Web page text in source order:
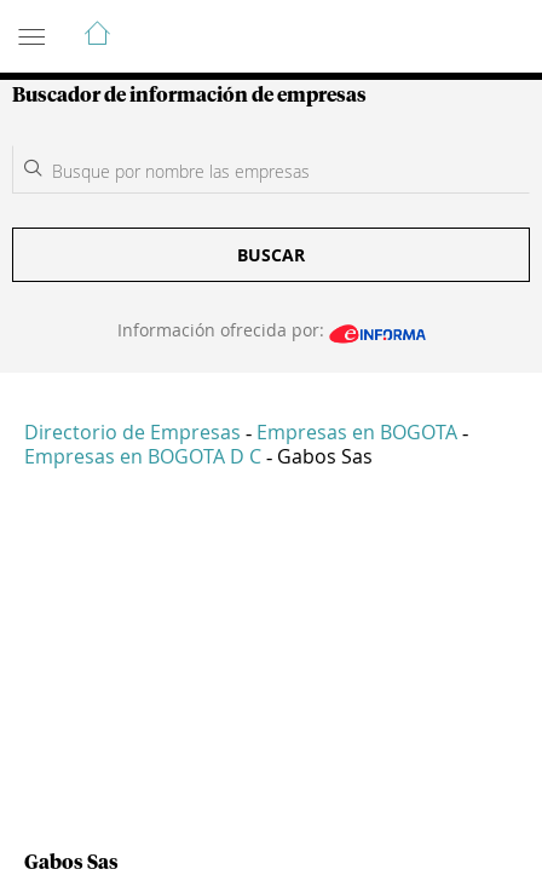
Guía de Empresas Colombianas
Buscador de información de empresas
BUSCAR
Información ofrecida por:
Directorio de Empresas - Empresas en BOGOTA -
Empresas en BOGOTA D C - Gabos Sas
Gabos Sas